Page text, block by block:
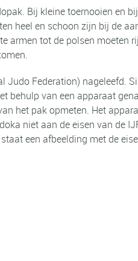
Bij kleine toernooien en
heel en schoon zijn bij de
armen tot de polsen moeten
Judo Federation) nageleefd.
behulp van een apparaat
het pak opmeten. Het
niet aan de eisen van de
een afbeelding met de